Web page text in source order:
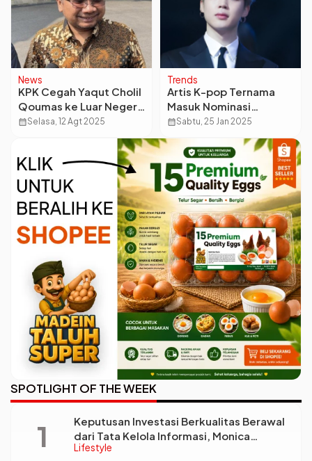
News
KPK Cegah Yaqut Cholil
Qoumas ke Luar Negeri,
Dugaan Korupsi Kuota
Haji Rugikan Negara Rp1
calendar_monthSelasa, 12 Agt 2025
Trends
Artis K-pop Ternama
Masuk Nominasi
iHeartRadio Music
Awards 2025
calendar_monthSabtu, 25 Jan 2025
SPOTLIGHT OF THE WEEK
Lifestyle
Keputusan Investasi Berkualitas Berawal
dari Tata Kelola Informasi, Monica
Triyadi: Bukan Sekadar Analisis